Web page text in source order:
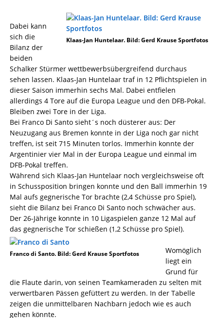
Klaas-Jan Huntelaar. Bild: Gerd Krause Sportfotos
Dabei kann
sich die
Bilanz der
beiden
Schalker Stürmer wettbewerbsübergreifend durchaus
sehen lassen. Klaas-Jan Huntelaar traf in 12 Pflichtspielen in
dieser Saison immerhin sechs Mal. Dabei entfielen
allerdings 4 Tore auf die Europa League und den DFB-Pokal.
Bleiben zwei Tore in der Liga.
Bei Franco Di Santo sieht´s noch düsterer aus: Der
Neuzugang aus Bremen konnte in der Liga noch gar nicht
treffen, ist seit 715 Minuten torlos. Immerhin konnte der
Argentinier vier Mal in der Europa League und einmal im
DFB-Pokal treffen.
Während sich Klaas-Jan Huntelaar noch vergleichsweise oft
in Schussposition bringen konnte und den Ball immerhin 19
Mal aufs gegnerische Tor brachte (2,4 Schüsse pro Spiel),
sieht die Bilanz bei Franco Di Santo noch schwächer aus.
Der 26-Jährige konnte in 10 Ligaspielen ganze 12 Mal auf
das gegnerische Tor schießen (1,2 Schüsse pro Spiel).
Franco di Santo. Bild: Gerd Krause Sportfotos
Womöglich
liegt ein
Grund für
die Flaute darin, von seinen Teamkameraden zu selten mit
verwertbaren Pässen gefüttert zu werden. In der Tabelle
zeigen die unmittelbaren Nachbarn jedoch wie es auch
gehen könnte.